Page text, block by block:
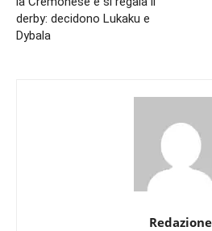
derby: decidono Lukaku e
Dybala
Redazione